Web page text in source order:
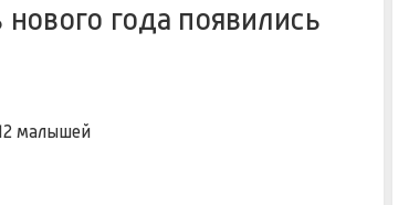
года появились